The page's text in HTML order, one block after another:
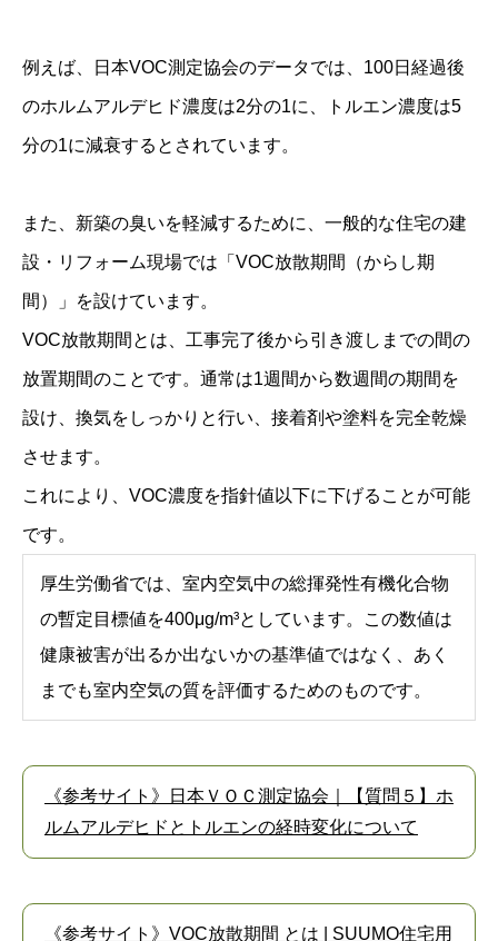
例えば、日本VOC測定協会のデータでは、100日経過後
のホルムアルデヒド濃度は2分の1に、トルエン濃度は5
分の1に減衰するとされています。
また、新築の臭いを軽減するために、一般的な住宅の建
設・リフォーム現場では「VOC放散期間（からし期
間）」を設けています。
VOC放散期間とは、工事完了後から引き渡しまでの間の
放置期間のことです。通常は1週間から数週間の期間を
設け、換気をしっかりと行い、接着剤や塗料を完全乾燥
させます。
これにより、VOC濃度を指針値以下に下げることが可能
です。
厚生労働省では、室内空気中の総揮発性有機化合物
の暫定目標値を400μg/m³としています。この数値は
健康被害が出るか出ないかの基準値ではなく、あく
までも室内空気の質を評価するためのものです。
《参考サイト》日本ＶＯＣ測定協会｜【質問５】ホ
ルムアルデヒドとトルエンの経時変化について
《参考サイト》VOC放散期間 とは | SUUMO住宅用